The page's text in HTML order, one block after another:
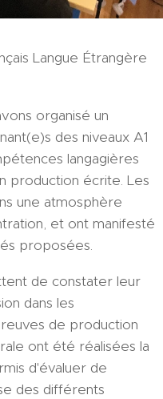
Langue Étrangère
organisé un
des niveaux A1
langagières
production écrite. Les
une atmosphère
et ont manifesté
proposées.
de constater leur
dans les
de production
ont été réalisées la
d'évaluer de
des différents